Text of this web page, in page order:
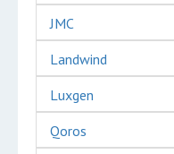
JMC
Landwind
Luxgen
Qoros